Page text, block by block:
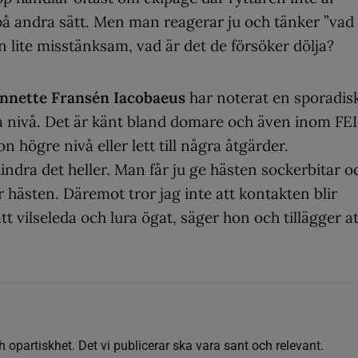
andra sätt. Men man reagerar ju och tänker ”vad
lite misstänksam, vad är det de försöker dölja?
Fransén Iacobaeus har noterat en
Det är känt bland domare och även inom
högre nivå eller lett till några åtgärder.
det heller. Man får ju ge hästen sockerbitar
hästen. Däremot tror jag inte att kontakten blir
vilseleda och lura ögat, säger hon och tillägger
Det vi publicerar ska vara sant och relevant.